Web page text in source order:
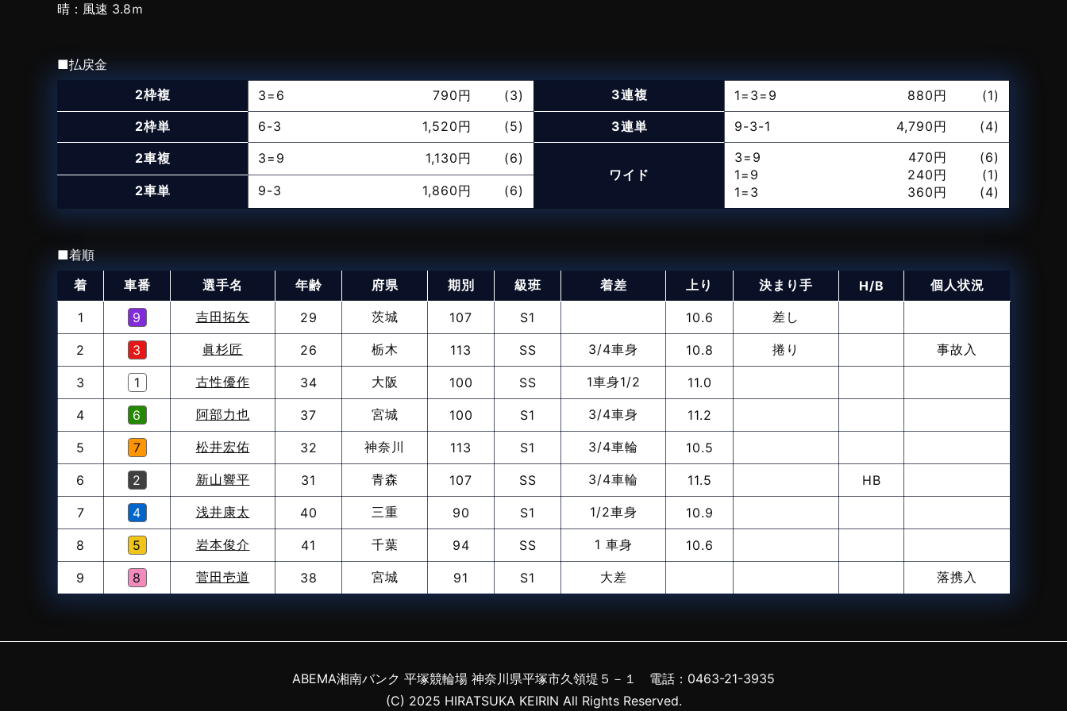
晴：風速 3.8ｍ
払戻金
2枠複
3=6 790円 (3) 3連複 1=3=9 880円
(1)
2枠単
6-3 1,520円 (5) 3連単 9-3-1 4,790円
(4)
2車複
3=9 1,130円
(6)
ワイド
3=9 470円
(6)
1=9
240円
(1)
1=3
360円 (4)
2車単 9-3 1,860円 (6)
着順
着
車番 選手名 年齢 府県 期別 級班 着差 上り 決まり手 H/B 個人状況
1 9 吉田拓矢 29 茨城 107 S1 10.6 差し
2 3 眞杉匠 26 栃木 113 SS 3/4車身 10.8 捲り 事故入
3 1 古性優作 34 大阪 100 SS 1車身1/2 11.0
4 6 阿部力也 37 宮城 100 S1 3/4車身 11.2
5 7 松井宏佑 32 神奈川 113 S1 3/4車輪 10.5
6 2 新山響平 31 青森 107 SS 3/4車輪 11.5 HB
7 4 浅井康太 40 三重 90 S1 1/2車身 10.9
8 5 岩本俊介 41 千葉 94 SS 1 車身 10.6
9 8 菅田壱道 38 宮城 91 S1 大差 落携入
ABEMA湘南バンク 平塚競輪場 神奈川県平塚市久領堤５－１ 電話：0463-21-3935
(C) 2025 HIRATSUKA KEIRIN All Rights Reserved.